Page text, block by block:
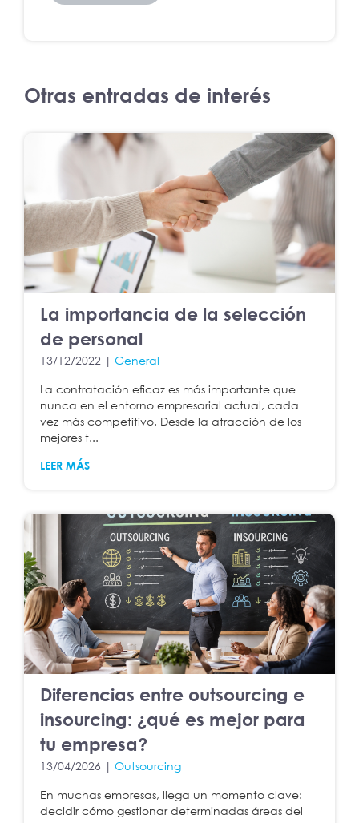
Otras entradas de interés
La importancia de la selección
de personal
13/12/2022 | General
La contratación eficaz es más importante que
nunca en el entorno empresarial actual, cada
vez más competitivo. Desde la atracción de los
mejores t...
LEER MÁS
Diferencias entre outsourcing e
insourcing: ¿qué es mejor para
tu empresa?
13/04/2026 | Outsourcing
En muchas empresas, llega un momento clave:
decidir cómo gestionar determinadas áreas del